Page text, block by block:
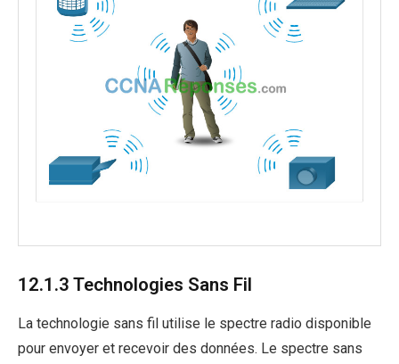
12.1.3 Technologies Sans Fil
La technologie sans fil utilise le spectre radio disponible
pour envoyer et recevoir des données. Le spectre sans